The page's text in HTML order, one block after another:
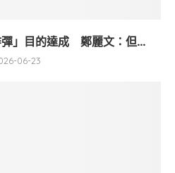
」目的達成 鄭麗文：但...
06-23